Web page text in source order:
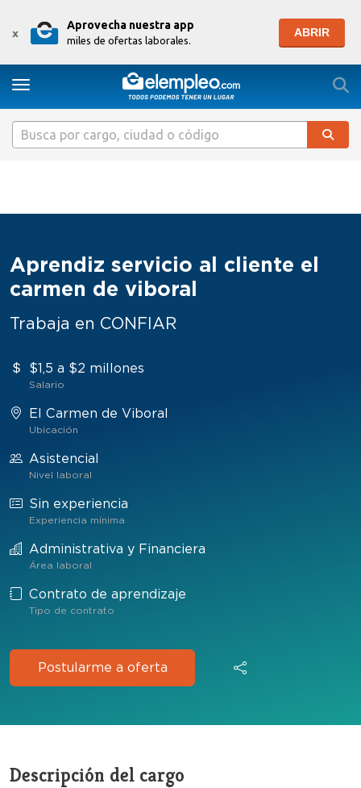
x
Aprovecha nuestra app
miles de ofertas laborales.
ABRIR
Toggle navigation
Aprendiz servicio al cliente el
carmen de viboral
Trabaja en CONFIAR
$1,5 a $2 millones
Salario
El Carmen de Viboral
Ubicación
Asistencial
Nivel laboral
Sin experiencia
Experiencia mínima
Administrativa y Financiera
Área laboral
Contrato de aprendizaje
Tipo de contrato
Postularme a oferta
Descripción del cargo